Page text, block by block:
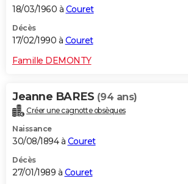
18/03/1960 à Couret
Décès
17/02/1990 à Couret
Famille DEMONTY
Jeanne BARES (94 ans)
Créer une cagnotte obsèques
Naissance
30/08/1894 à Couret
Décès
27/01/1989 à Couret